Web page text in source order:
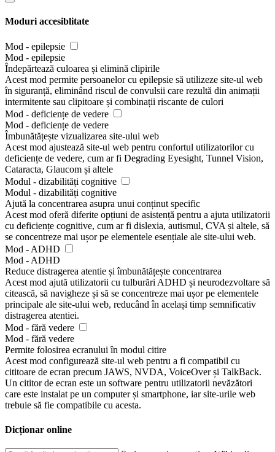
Moduri accesiblitate
Mod - epilepsie
Mod - epilepsie
Îndepărtează culoarea și elimină clipirile
Acest mod permite persoanelor cu epilepsie să utilizeze site-ul web
în siguranță, eliminând riscul de convulsii care rezultă din animații
intermitente sau clipitoare și combinații riscante de culori
Mod - deficiențe de vedere
Mod - deficiențe de vedere
Îmbunătățește vizualizarea site-ului web
Acest mod ajustează site-ul web pentru confortul utilizatorilor cu
deficiențe de vedere, cum ar fi Degrading Eyesight, Tunnel Vision,
Cataracta, Glaucom și altele
Modul - dizabilități cognitive
Modul - dizabilități cognitive
Ajută la concentrarea asupra unui conținut specific
Acest mod oferă diferite opțiuni de asistență pentru a ajuta utilizatorii
cu deficiențe cognitive, cum ar fi dislexia, autismul, CVA și altele, să
se concentreze mai ușor pe elementele esențiale ale site-ului web.
Mod - ADHD
Mod - ADHD
Reduce distragerea atentie și îmbunătățește concentrarea
Acest mod ajută utilizatorii cu tulburări ADHD și neurodezvoltare să
citească, să navigheze și să se concentreze mai ușor pe elementele
principale ale site-ului web, reducând în același timp semnificativ
distragerea atentiei.
Mod - fără vedere
Mod - fără vedere
Permite folosirea ecranului în modul citire
Acest mod configurează site-ul web pentru a fi compatibil cu
cititoare de ecran precum JAWS, NVDA, VoiceOver și TalkBack.
Un cititor de ecran este un software pentru utilizatorii nevăzători
care este instalat pe un computer și smartphone, iar site-urile web
trebuie să fie compatibile cu acesta.
Dicționar online